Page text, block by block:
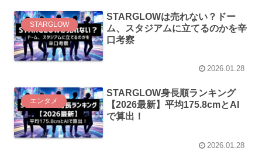
STARGLOW
STARGLOWは売れない？ドー
ム、スタジアムに立てるのかを辛
口考察
2026.01.28
エンタメ
STARGLOW身長順ランキング
【2026最新】平均175.8cmとAI
で算出！
2026.01.28